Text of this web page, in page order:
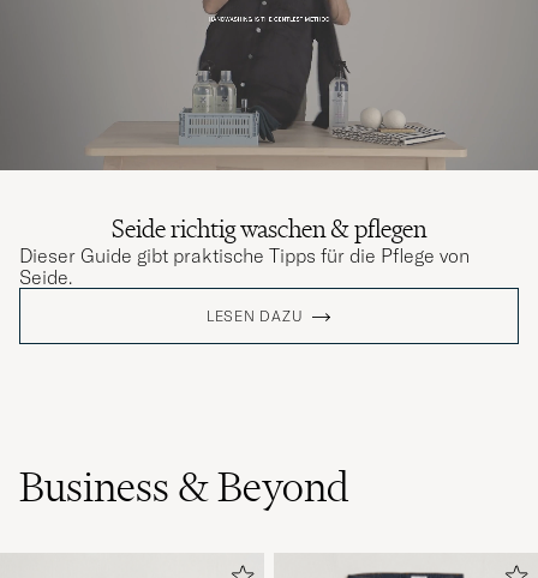
Seide richtig waschen & pflegen
Dieser Guide gibt praktische Tipps für die Pflege von
Seide.
LESEN DAZU
Business & Beyond